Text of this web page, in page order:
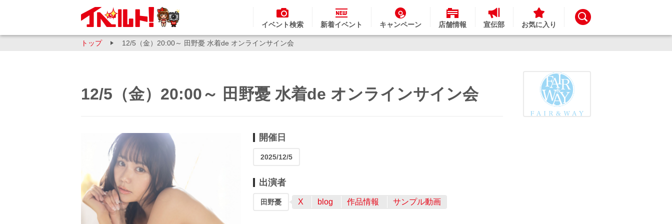
イベント検索 新着イベント キャンペーン 店舗情報 宣伝部 お気に入り
トップ 12/5（金）20:00～ 田野憂 水着de オンラインサイン会
12/5（金）20:00～ 田野憂 水着de オンラインサイン会
開催日
2025/12/5
出演者
田野憂 X blog 作品情報 サンプル動画